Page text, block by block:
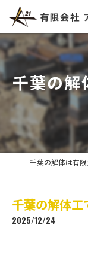
千葉の解
千葉の解体
2025/12/24